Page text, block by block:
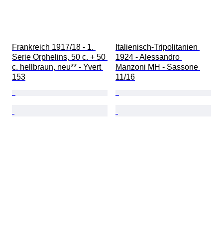
Frankreich 1917/18 - 1.
Serie Orphelins, 50 c. + 50
c. hellbraun, neu** - Yvert
153
Italienisch-Tripolitanien
1924 - Alessandro
Manzoni MH - Sassone
11/16